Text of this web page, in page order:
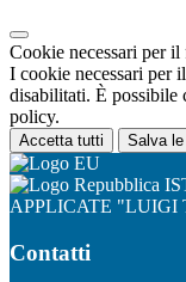
Cookie necessari per
I cookie necessari per
disabilitati. È possibile
policy.
Accetta tutti Salva
APPLICATE "LUIGI
Contatti